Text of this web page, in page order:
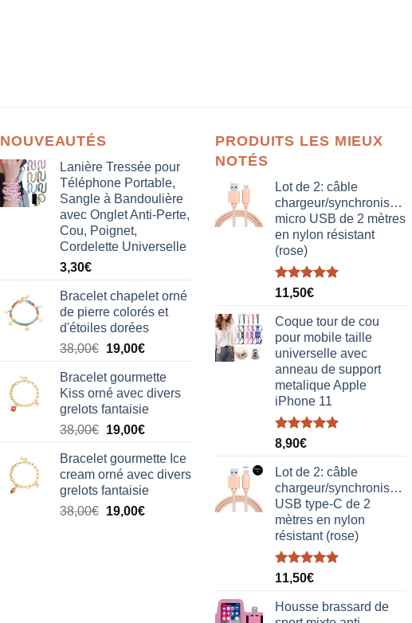
NOUVEAUTÉS
Lanière Tressée pour
Téléphone Portable,
Sangle à Bandoulière
avec Onglet Anti-Perte,
Cou, Poignet,
Cordelette Universelle
3,30€
Bracelet chapelet orné
de pierre colorés et
d'étoiles dorées
38,00€ Le
initial
était :
38,00€.
19,00€Le
actuel
est :
19,00€.
Bracelet gourmette
Kiss orné avec divers
grelots fantaisie
38,00€ Le
initial
était :
38,00€.
19,00€Le
actuel
est :
19,00€.
Bracelet gourmette Ice
cream orné avec divers
grelots fantaisie
38,00€ Le
19,00€Le
PRODUITS LES MIEUX
NOTÉS
Lot de 2: câble
chargeur/synchronisation
micro USB de 2 mètres
en nylon résistant
(rose)
Note5.00
11,50€
Coque tour de cou
pour mobile taille
universelle avec
anneau de support
metalique Apple
iPhone 11
Note5.00
8,90€
Lot de 2: câble
chargeur/synchronisation
USB type-C de 2
mètres en nylon
résistant (rose)
Note5.00
11,50€
Housse brassard de